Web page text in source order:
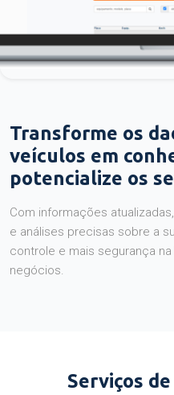
Transforme os
veículos em
potencialize os
Com informações
e análises precisas sobre a
controle e mais segurança
negócios.
Serviços